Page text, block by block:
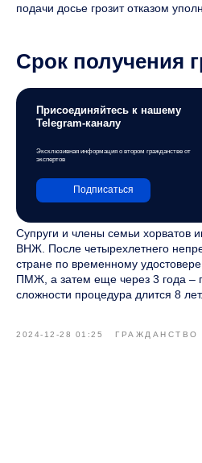
подачи досье грозит отказом
Срок получения
Присоединяйтесь к нашему
Telegram-каналу
Эксклюзивная информация о втором гражданстве от
экспертов
Подписаться
Супруги и члены семьи хорватов
ВНЖ. После четырехлетнего
стране по временному
ПМЖ, а затем еще через 3 года –
сложности процедура длится 8 лет.
2024-12-28 01:25 ГРАЖДАНСТВО